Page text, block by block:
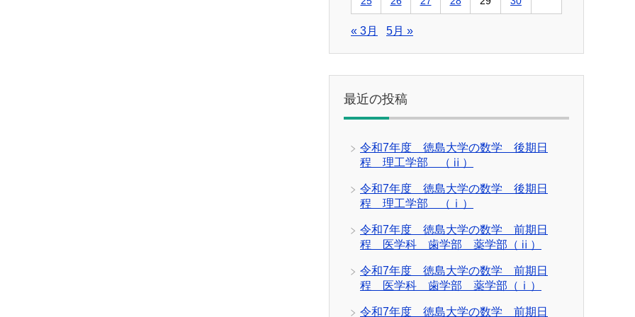
« 3月 5月 »
最近の投稿
令和7年度 徳島大学の数学 後期日
程 理工学部 （ⅱ）
令和7年度 徳島大学の数学 後期日
程 理工学部 （ⅰ）
令和7年度 徳島大学の数学 前期日
程 医学科 歯学部 薬学部（ⅱ）
令和7年度 徳島大学の数学 前期日
程 医学科 歯学部 薬学部（ⅰ）
令和7年度 徳島大学の数学 前期日